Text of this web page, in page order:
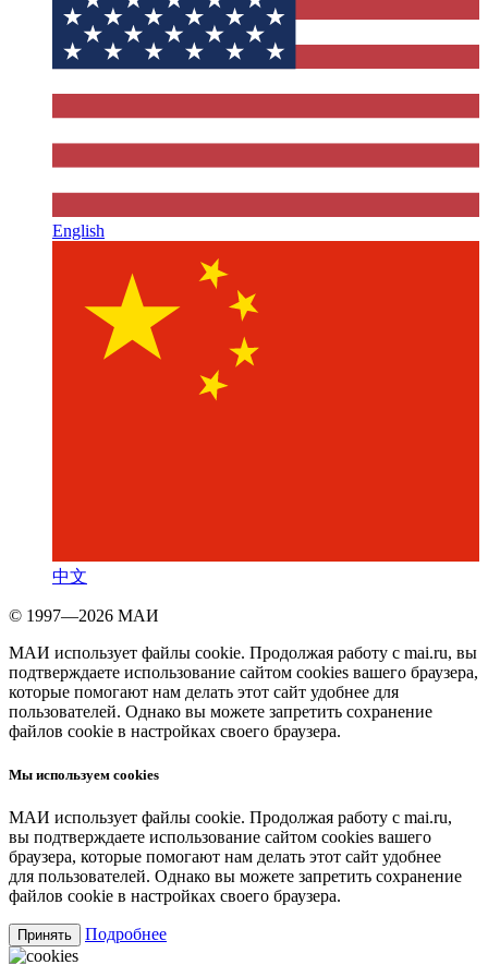
English
中文
© 1997—2026 МАИ
МАИ использует файлы cookie. Продолжая работу с mai.ru, вы
подтверждаете использование сайтом cookies вашего браузера,
которые помогают нам делать этот сайт удобнее для
пользователей. Однако вы можете запретить сохранение
файлов cookie в настройках своего браузера.
Мы используем cookies
МАИ использует файлы cookie. Продолжая работу с mai.ru,
вы подтверждаете использование сайтом cookies вашего
браузера, которые помогают нам делать этот сайт удобнее
для пользователей. Однако вы можете запретить сохранение
файлов cookie в настройках своего браузера.
Принять Подробнее